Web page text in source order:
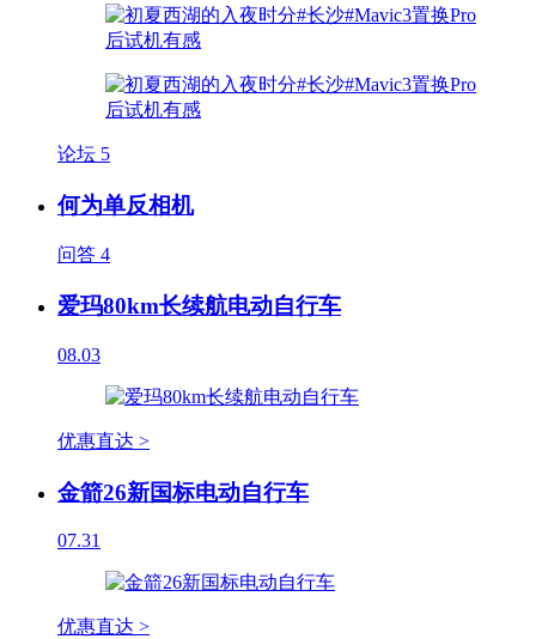
论坛 5
何为单反相机
问答 4
爱玛80km长续航电动自行车
08.03
优惠直达 >
金箭26新国标电动自行车
07.31
优惠直达 >